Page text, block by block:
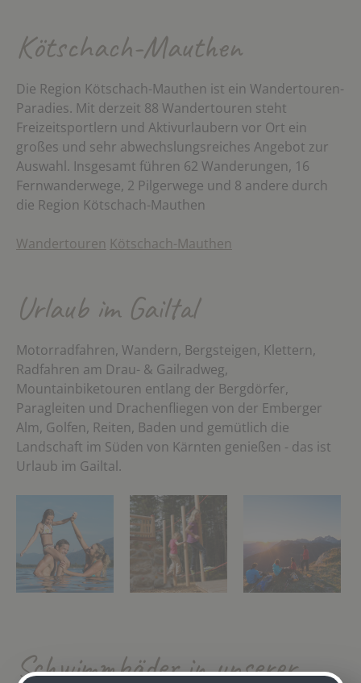
Kötschach-Mauthen
Die Region Kötschach-Mauthen ist ein Wandertouren-
Paradies. Mit derzeit 88 Wandertouren steht
Freizeitsportlern und Aktivurlaubern vor Ort ein
großes und sehr abwechslungsreiches Angebot zur
Auswahl. Insgesamt führen 62 Wanderungen, 16
Fernwanderwege, 2 Pilgerwege und 8 andere durch
die Region Kötschach-Mauthen
Wandertouren Kötschach-Mauthen
Urlaub im Gailtal
Motorradfahren, Wandern, Bergsteigen, Klettern,
Radfahren am Drau- & Gailradweg,
Mountainbiketouren entlang der Bergdörfer,
Paragleiten und Drachenfliegen von der Emberger
Alm, Golfen, Reiten, Baden und gemütlich die
Landschaft im Süden von Kärnten genießen - das ist
Urlaub im Gailtal.
Schwimmbäder in unserer